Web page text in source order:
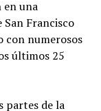
en una
San Francisco
con numerosos
últimos 25
partes de la